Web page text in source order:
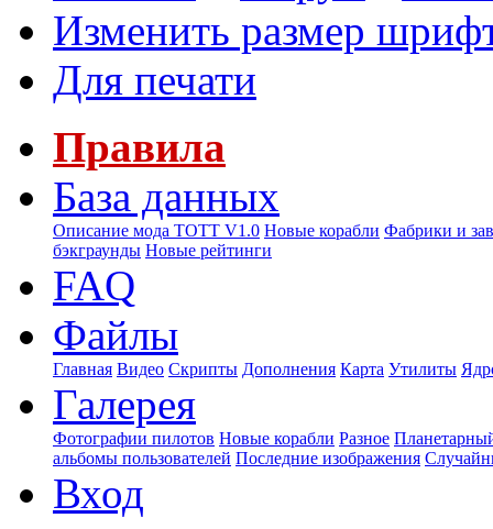
Изменить размер
Для печати
Правила
База данных
Описание мода ТОТТ V1.0 Новые корабли Фабрики и
бэкграунды Новые рейтинги
FAQ
Файлы
Главная Видео Скрипты Дополнения Карта Утилиты
Галерея
Фотографии пилотов Новые корабли Разное
альбомы пользователей Последние изображения
Вход